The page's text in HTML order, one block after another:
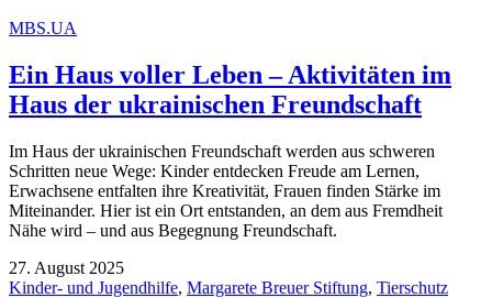
MBS.UA
Ein Haus voller Leben – Aktivitäten im
Haus der ukrainischen Freundschaft
Im Haus der ukrainischen Freundschaft werden aus schweren
Schritten neue Wege: Kinder entdecken Freude am Lernen,
Erwachsene entfalten ihre Kreativität, Frauen finden Stärke im
Miteinander. Hier ist ein Ort entstanden, an dem aus Fremdheit
Nähe wird – und aus Begegnung Freundschaft.
27. August 2025
Kinder- und Jugendhilfe, Margarete Breuer Stiftung, Tierschutz